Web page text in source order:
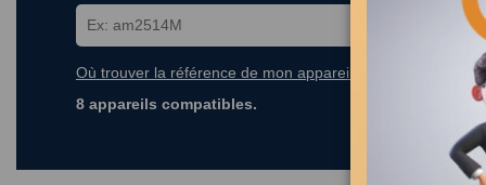
Où trouver la référence de mon appareil ?
8 appareils compatibles.